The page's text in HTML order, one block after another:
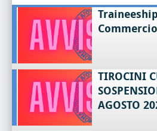
TIROCINI
AGOSTO